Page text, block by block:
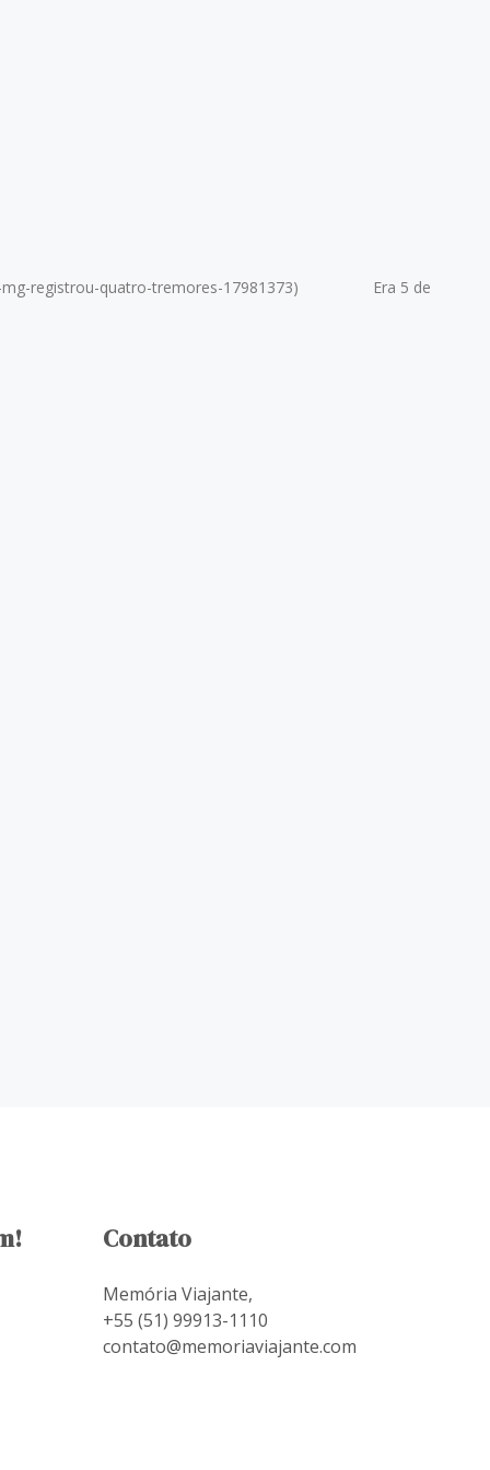
em-mg-registrou-quatro-tremores-17981373) Era 5 de
Contato
Memória Viajante,
+55 (51) 99913-1110
contato@memoriaviajante.com